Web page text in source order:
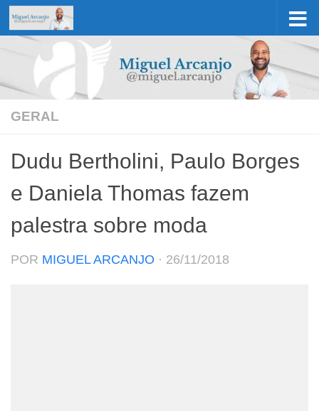
Skip to content
GERAL
Dudu Bertholini, Paulo Borges
e Daniela Thomas fazem
palestra sobre moda
POR MIGUEL ARCANJO · 26/11/2018